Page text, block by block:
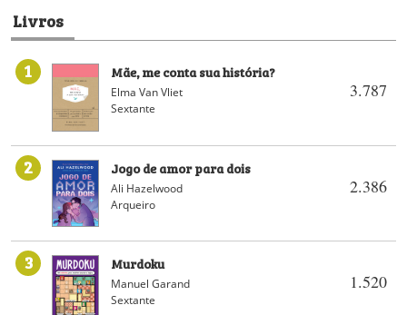
Livros
1
3.787
Mãe, me conta sua história?
Elma Van Vliet
Sextante
2
2.386
Jogo de amor para dois
Ali Hazelwood
Arqueiro
3
1.520
Murdoku
Manuel Garand
Sextante